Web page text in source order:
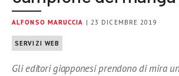
ALFONSO MARUCCIA | 23 DICEMBRE 2019
SERVIZI WEB
Gli editori giapponesi prendono di mira